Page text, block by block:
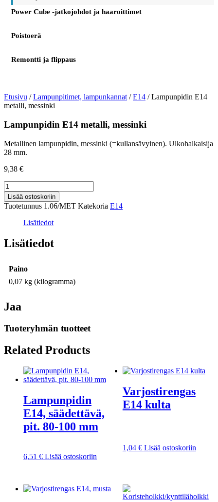
Power Cube -jatkojohdot ja haaroittimet
Poistoerä
Remontti ja flippaus
Etusivu /Lampunpitimet, lampunkannat /E14 / Lampunpidin E14
metalli, messinki
Lampunpidin E14 metalli, messinki
Metallinen lampunpidin, messinki (=kullansävyinen). Ulkohalkaisija
28 mm.
9,38 €
Lampunpidin
E14
metalli,
messinki
Lisää ostoskoriin
Tuotetunnus 1.06/MET Katekoria E14
Lisätiedot
Lisätiedot
Paino
0,07 kg (kilogramma)
Jaa
Tuoteryhmän tuotteet
Related Products
Lampunpidin
E14, säädettävä,
pit. 80-100 mm
6,51 € Lisää ostoskoriin
Varjostirengas
E14 kulta
1,04 € Lisää ostoskoriin